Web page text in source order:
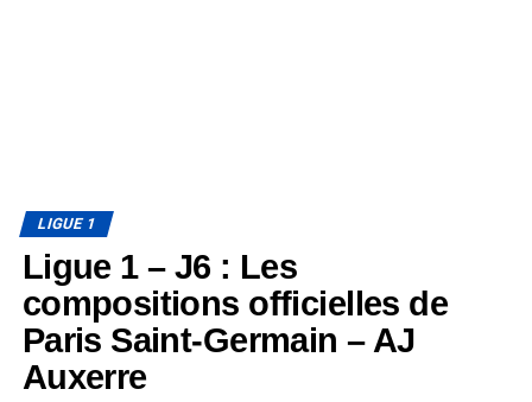
LIGUE 1
Ligue 1 – J6 : Les
compositions officielles de
Paris Saint-Germain – AJ
Auxerre